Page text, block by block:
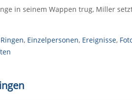
in seinem Wappen trug, Miller
, Einzelpersonen, Ereignisse,